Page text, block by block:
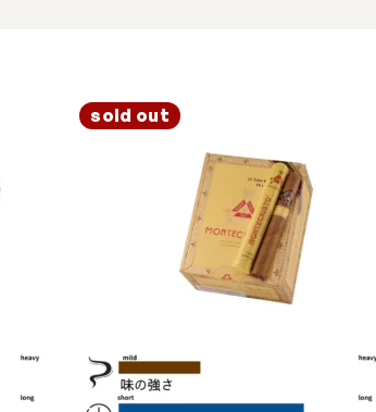
sold out